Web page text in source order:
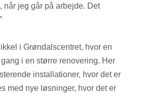
når jeg går på arbejde. Det
i Grøndalscentret, hvor en
i en større renovering. Her
installationer, hvor det er
med nye løsninger, hvor det er